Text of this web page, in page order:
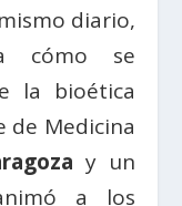
diario,
cómo se
la bioética
de Medicina
y un
a los